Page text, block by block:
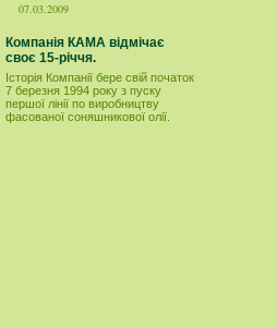
07.03.2009
Компанія КАМА відмічає
своє 15-річчя.
Історія Компанії бере свій початок
7 березня 1994 року з пуску
першої лінії по виробництву
фасованої соняшникової олії.